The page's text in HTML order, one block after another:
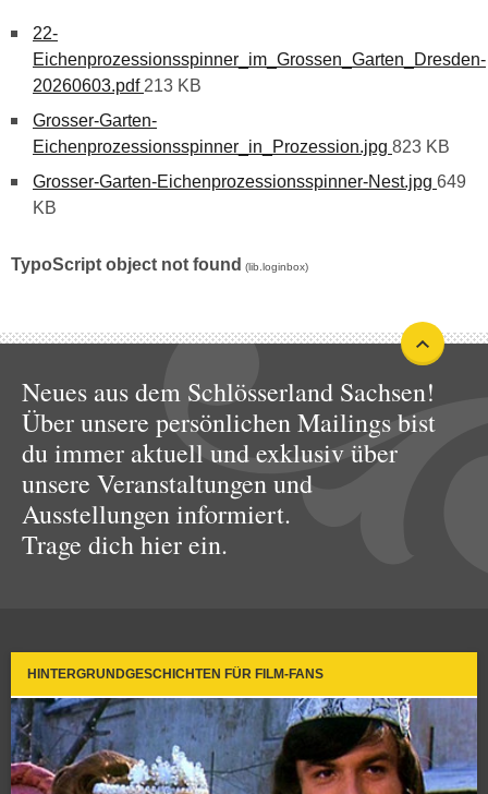
22-
Eichenprozessionsspinner_im_Grossen_Garten_Dresden-
20260603.pdf 213 KB
Grosser-Garten-
Eichenprozessionsspinner_in_Prozession.jpg 823 KB
Grosser-Garten-Eichenprozessionsspinner-Nest.jpg 649
KB
TypoScript object not found (lib.loginbox)
Neues aus dem Schlösserland Sachsen!
Über unsere persönlichen Mailings bist
du immer aktuell und exklusiv über
unsere Veranstaltungen und
Ausstellungen informiert.
Trage dich hier ein.
HINTERGRUNDGESCHICHTEN FÜR FILM-FANS